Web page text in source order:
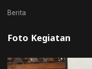
Berita
Foto Kegiatan